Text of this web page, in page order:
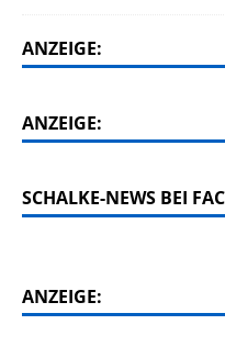
ANZEIGE:
ANZEIGE:
SCHALKE-NEWS BEI
ANZEIGE: